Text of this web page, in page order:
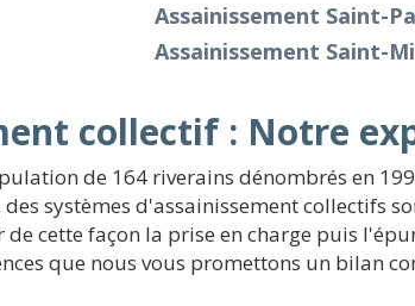
Assainissement Saint-
Assainissement Saint-
collectif : Notre
de 164 riverains dénombrés en
systèmes d'assainissement collectifs
cette façon la prise en charge puis
que nous vous promettons un bilan